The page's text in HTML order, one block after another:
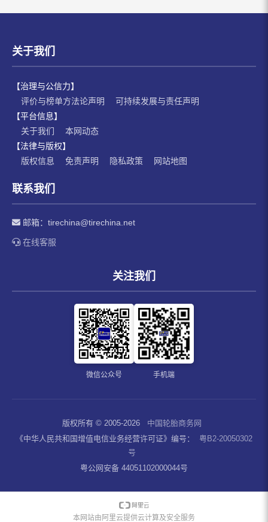
关于我们
【治理与公信力】
评价与榜单方法论声明
可持续发展与责任声明
【平台信息】
关于我们
本网动态
【法律与版权】
版权信息
免责声明 隐私政策 网站地图
联系我们
邮箱： tirechina@tirechina.net
在线客服
关注我们
微信公众号 手机端
版权所有 © 2005-2026
中国轮胎商务网
《中华人民共和国增值电信业务经营许可证》编号：
粤B2-20050302
号
粤公网安备 44051102000044号
本网站由阿里云提供云计算及安全服务